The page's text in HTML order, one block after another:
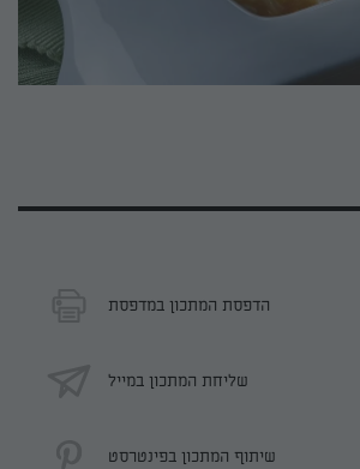
הדפסת המתכון במדפסת
שליחת המתכון במייל
שיתוף המתכון בפינטרסט